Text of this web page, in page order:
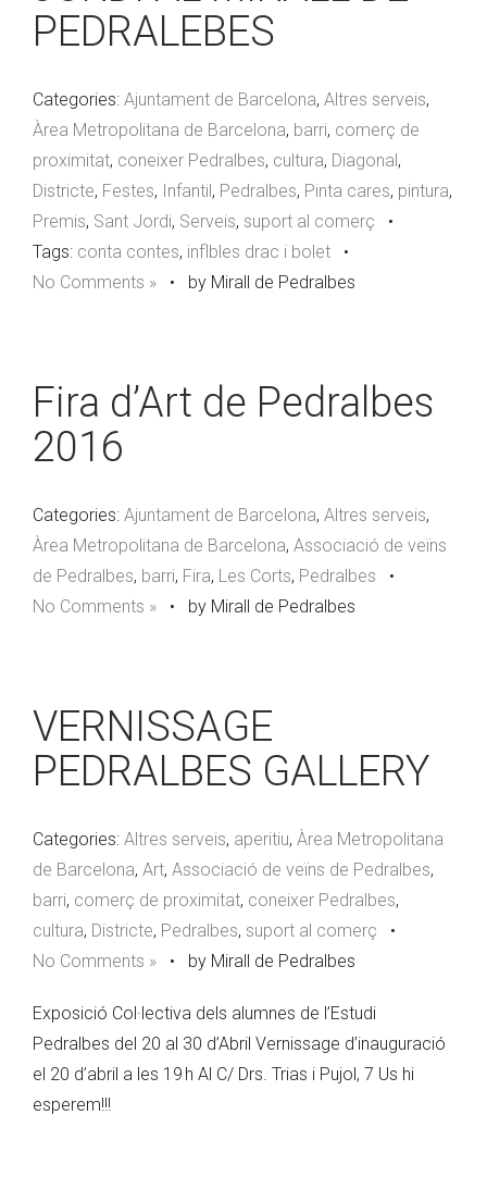
PEDRALEBES
Categories: Ajuntament de Barcelona, Altres serveis,
Àrea Metropolitana de Barcelona, barri, comerç de
proximitat, coneixer Pedralbes, cultura, Diagonal ,
Districte, Festes, Infantil , Pedralbes, Pinta cares, pintura,
Premis, Sant Jordi, Serveis, suport al comerç •
Tags: conta contes, inflbles drac i bolet •
No Comments » • by Mirall de Pedralbes
Fira d’Art de Pedralbes
2016
Categories: Ajuntament de Barcelona, Altres serveis,
Àrea Metropolitana de Barcelona, Associació de veïns
de Pedralbes, barri, Fira, Les Corts, Pedralbes •
No Comments » • by Mirall de Pedralbes
VERNISSAGE
PEDRALBES GALLERY
Categories: Altres serveis, aperitiu, Àrea Metropolitana
de Barcelona, Art, Associació de veïns de Pedralbes,
barri, comerç de proximitat, coneixer Pedralbes,
cultura, Districte, Pedralbes, suport al comerç •
No Comments » • by Mirall de Pedralbes
Exposició Col·lectiva dels alumnes de l’Estudi
Pedralbes del 20 al 30 d’Abril Vernissage d’inauguració
el 20 d’abril a les 19 h Al C/ Drs. Trias i Pujol, 7 Us hi
esperem!!!